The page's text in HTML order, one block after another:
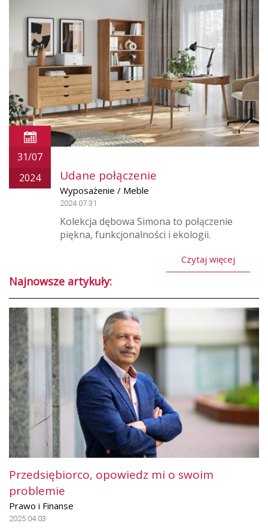
31/07
2024
Udane połączenie
Wyposażenie / Meble
2024.07.31
Kolekcja dębowa Simona to połączenie
piękna, funkcjonalności i ekologii.
Czytaj więcej
Najnowsze artykuły:
Przedsiębiorco, opowiedz mi o swoim
problemie
Prawo i Finanse
2025.04.03